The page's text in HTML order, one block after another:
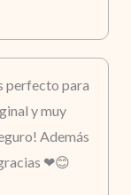
perfecto para
y muy
Además
❤😊